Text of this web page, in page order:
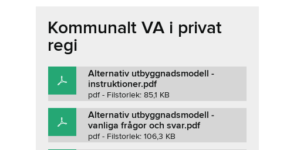
Kommunalt VA i privat
regi
Alternativ utbyggnadsmodell -
instruktioner.pdf
pdf - Filstorlek: 85,1 KB
Alternativ utbyggnadsmodell -
vanliga frågor och svar.pdf
pdf - Filstorlek: 106,3 KB